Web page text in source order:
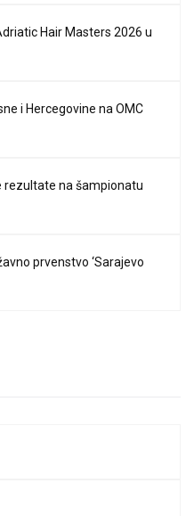
Hair Masters 2026 u
i Hercegovine na OMC
rezultate na šampionatu
prvenstvo ‘Sarajevo